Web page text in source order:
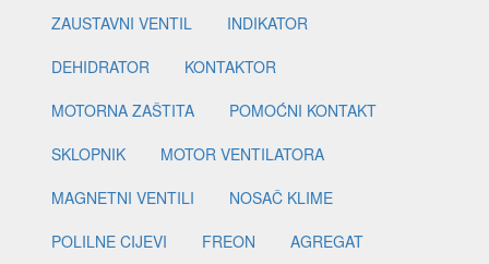
ZAUSTAVNI VENTIL
INDIKATOR
DEHIDRATOR
KONTAKTOR
MOTORNA ZAŠTITA
POMOĆNI KONTAKT
SKLOPNIK
MOTOR VENTILATORA
MAGNETNI VENTILI
NOSAČ KLIME
POLILNE CIJEVI
FREON
AGREGAT